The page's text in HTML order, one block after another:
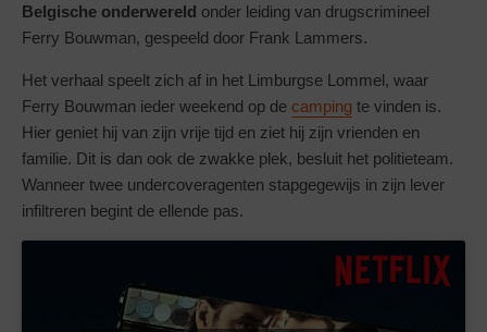
Belgische onderwereld onder leiding van drugscrimineel
Ferry Bouwman, gespeeld door Frank Lammers.
Het verhaal speelt zich af in het Limburgse Lommel, waar
Ferry Bouwman ieder weekend op de camping te vinden is.
Hier geniet hij van zijn vrije tijd en ziet hij zijn vrienden en
familie. Dit is dan ook de zwakke plek, besluit het politieteam.
Wanneer twee undercoveragenten stapgegewijs in zijn lever
infiltreren begint de ellende pas.